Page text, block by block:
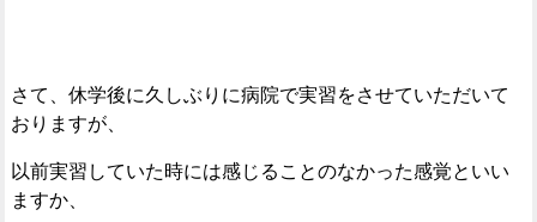
さて、休学後に久しぶりに病院で実習をさせていただいて
おりますが、
以前実習していた時には感じることのなかった感覚といい
ますか、